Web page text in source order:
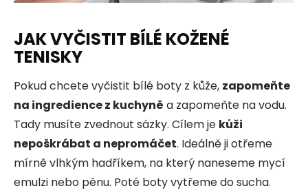
JAK VYČISTIT BÍLÉ KOŽENÉ
TENISKY
Pokud chcete vyčistit bílé boty z kůže, zapomeňte
na ingredience z kuchyně a zapomeňte na vodu.
Tady musíte zvednout sázky. Cílem je kůži
nepoškrábat a nepromáčet. Ideálně ji otřeme
mírně vlhkým hadříkem, na který naneseme mycí
emulzi nebo pěnu. Poté boty vytřeme do sucha.